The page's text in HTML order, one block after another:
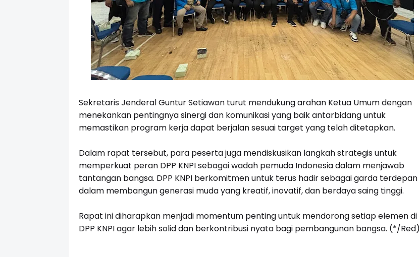
Sekretaris Jenderal Guntur Setiawan turut mendukung arahan Ketua Umum dengan
menekankan pentingnya sinergi dan komunikasi yang baik antarbidang untuk
memastikan program kerja dapat berjalan sesuai target yang telah ditetapkan.
Dalam rapat tersebut, para peserta juga mendiskusikan langkah strategis untuk
memperkuat peran DPP KNPI sebagai wadah pemuda Indonesia dalam menjawab
tantangan bangsa. DPP KNPI berkomitmen untuk terus hadir sebagai garda terdepan
dalam membangun generasi muda yang kreatif, inovatif, dan berdaya saing tinggi.
Rapat ini diharapkan menjadi momentum penting untuk mendorong setiap elemen di
DPP KNPI agar lebih solid dan berkontribusi nyata bagi pembangunan bangsa. (*/Red)